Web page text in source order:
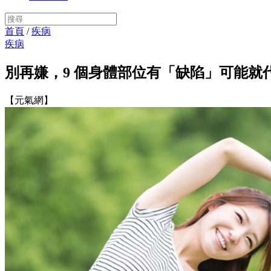
首頁 /疾病
疾病
別再嫌，9 個身體部位有「缺陷」可能就
【元氣網】